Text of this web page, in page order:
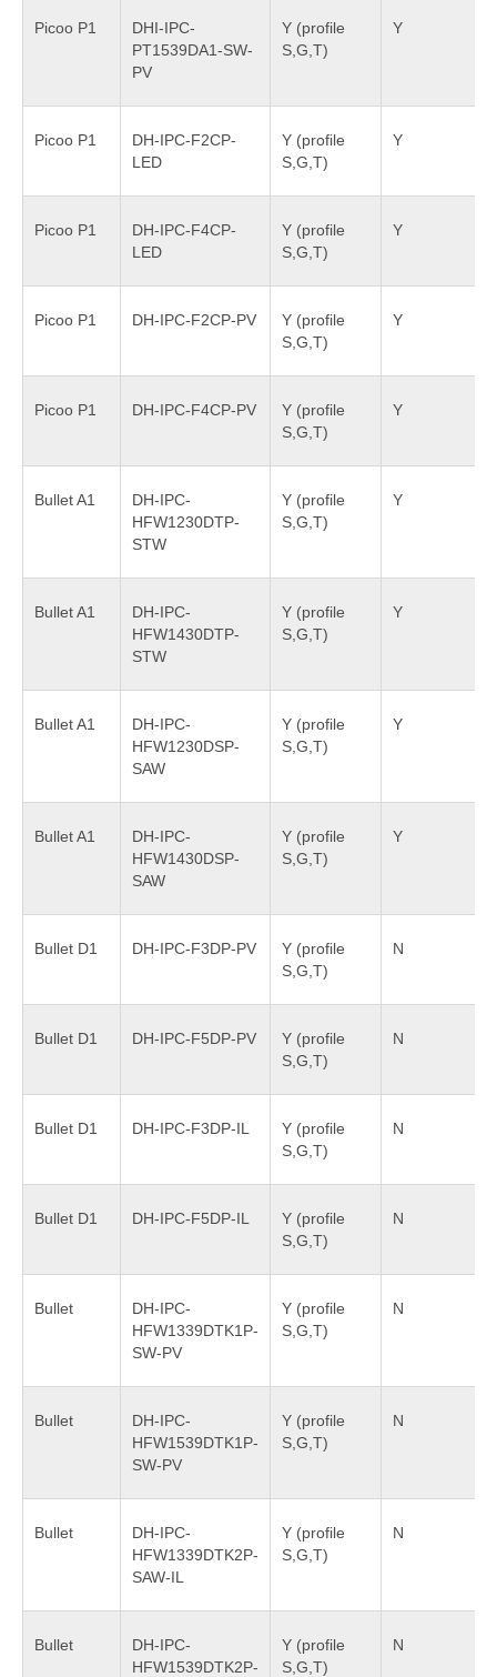
Picoo P1
DHI-IPC-
PT1539DA1-SW-
PV
Y (profile
S,G,T)
Y
Picoo P1
DH-IPC-F2CP-
LED
Y (profile
S,G,T)
Y
Picoo P1
DH-IPC-F4CP-
LED
Y (profile
S,G,T)
Y
Picoo P1 DH-IPC-F2CP-PV
Y (profile
S,G,T)
Y
Picoo P1 DH-IPC-F4CP-PV
Y (profile
S,G,T)
Y
Bullet A1
DH-IPC-
HFW1230DTP-
STW
Y (profile
S,G,T)
Y
Bullet A1
DH-IPC-
HFW1430DTP-
STW
Y (profile
S,G,T)
Y
Bullet A1
DH-IPC-
HFW1230DSP-
SAW
Y (profile
S,G,T)
Y
Bullet A1
DH-IPC-
HFW1430DSP-
SAW
Y (profile
S,G,T)
Y
Bullet D1 DH-IPC-F3DP-PV
Y (profile
S,G,T)
N
Bullet D1 DH-IPC-F5DP-PV
Y (profile
S,G,T)
N
Bullet D1 DH-IPC-F3DP-IL
Y (profile
S,G,T)
N
Bullet D1 DH-IPC-F5DP-IL
Y (profile
S,G,T)
N
Bullet
DH-IPC-
HFW1339DTK1P-
SW-PV
Y (profile
S,G,T)
N
Bullet
DH-IPC-
HFW1539DTK1P-
SW-PV
Y (profile
S,G,T)
N
Bullet
DH-IPC-
HFW1339DTK2P-
SAW-IL
Y (profile
S,G,T)
N
Bullet
DH-IPC-
HFW1539DTK2P-
Y (profile
S,G,T)
N